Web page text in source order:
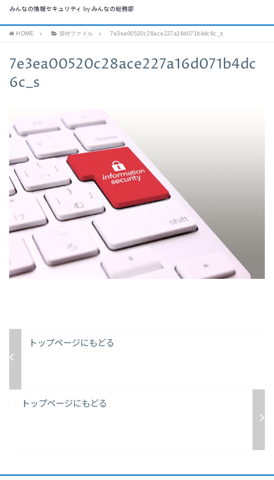
みんなの情報セキュリティ by みんなの総務部
HOME 添付ファイル 7e3ea00520c28ace227a16d071b4dc6c_s
7e3ea00520c28ace227a16d071b4dc
6c_s
トップページにもどる
トップページにもどる